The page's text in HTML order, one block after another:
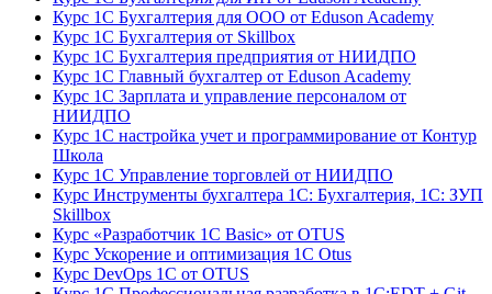
Курс 1С Бухгалтерия для ООО от Eduson Academy
Курс 1С Бухгалтерия от Skillbox
Курс 1С Бухгалтерия предприятия от НИИДПО
Курс 1С Главный бухгалтер от Eduson Academy
Курс 1С Зарплата и управление персоналом от
НИИДПО
Курс 1С настройка учет и программирование от Контур
Школа
Курс 1С Управление торговлей от НИИДПО
Курс Инструменты бухгалтера 1С: Бухгалтерия, 1С: ЗУП
Skillbox
Курс «Разработчик 1С Basic» от OTUS
Курс Ускорение и оптимизация 1С Otus
Курс DevOps 1С от OTUS